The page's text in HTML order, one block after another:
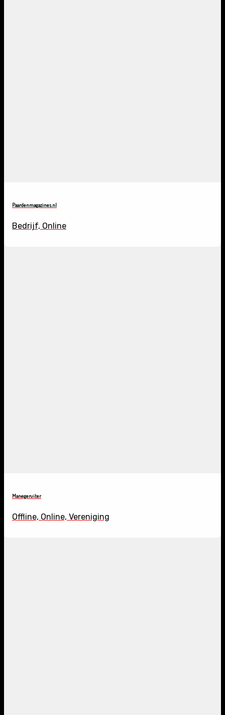
Paardenmagazines.nl
Bedrijf, Online
Manegeruiter
Offline, Online, Vereniging